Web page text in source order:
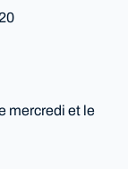
mercredi et le